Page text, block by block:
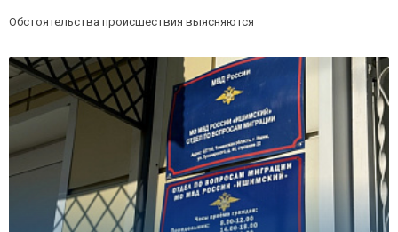
Обстоятельства происшествия выясняются